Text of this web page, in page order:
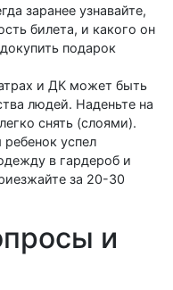
заранее узнавайте,
билета, и какого он
подарок
и ДК может быть
людей. Наденьте на
снять (слоями).
успел
в гардероб и
за 20-30
и